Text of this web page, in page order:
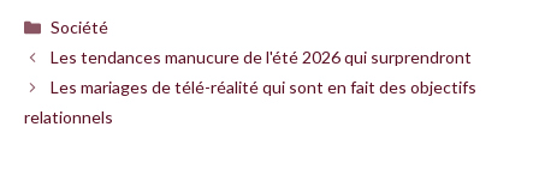
Catégories
Société
Les tendances manucure de l'été 2026 qui surprendront
Les mariages de télé-réalité qui sont en fait des objectifs
relationnels